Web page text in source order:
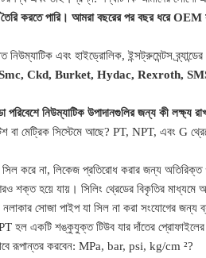
করতে পারি। আমরা বছরের পর বছর ধরে OEM
এবং হাইড্রোলিক, ইন্সট্রুমেন্টস
Ckd, Burket, Hydac, Rexroth,
পরিবেশে নিউম্যাটিক উপাদানগুলির জন্য কী লক্ষ্য
বা মেট্রিক সিস্টেমে আছে? PT, NPT, এবং G
সিল করে না, লিকেজ প্রতিরোধ করার জন্য
হয়ে যায়। সিলিং থ্রেডের বিকৃতির মাধ্যমে
সোজা পাইপ যা সিল না করা সংযোগের
হল একটি শঙ্কুযুক্ত টিউব যার দাঁতের
রূপান্তর করবেন: MPa, bar, psi, kg/cm ²?